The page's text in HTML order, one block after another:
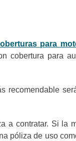
para
cobertura para
recomendable
a contratar. Si la
póliza de uso